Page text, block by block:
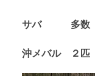
会社概要
サバ 多数
沖メバル ２匹